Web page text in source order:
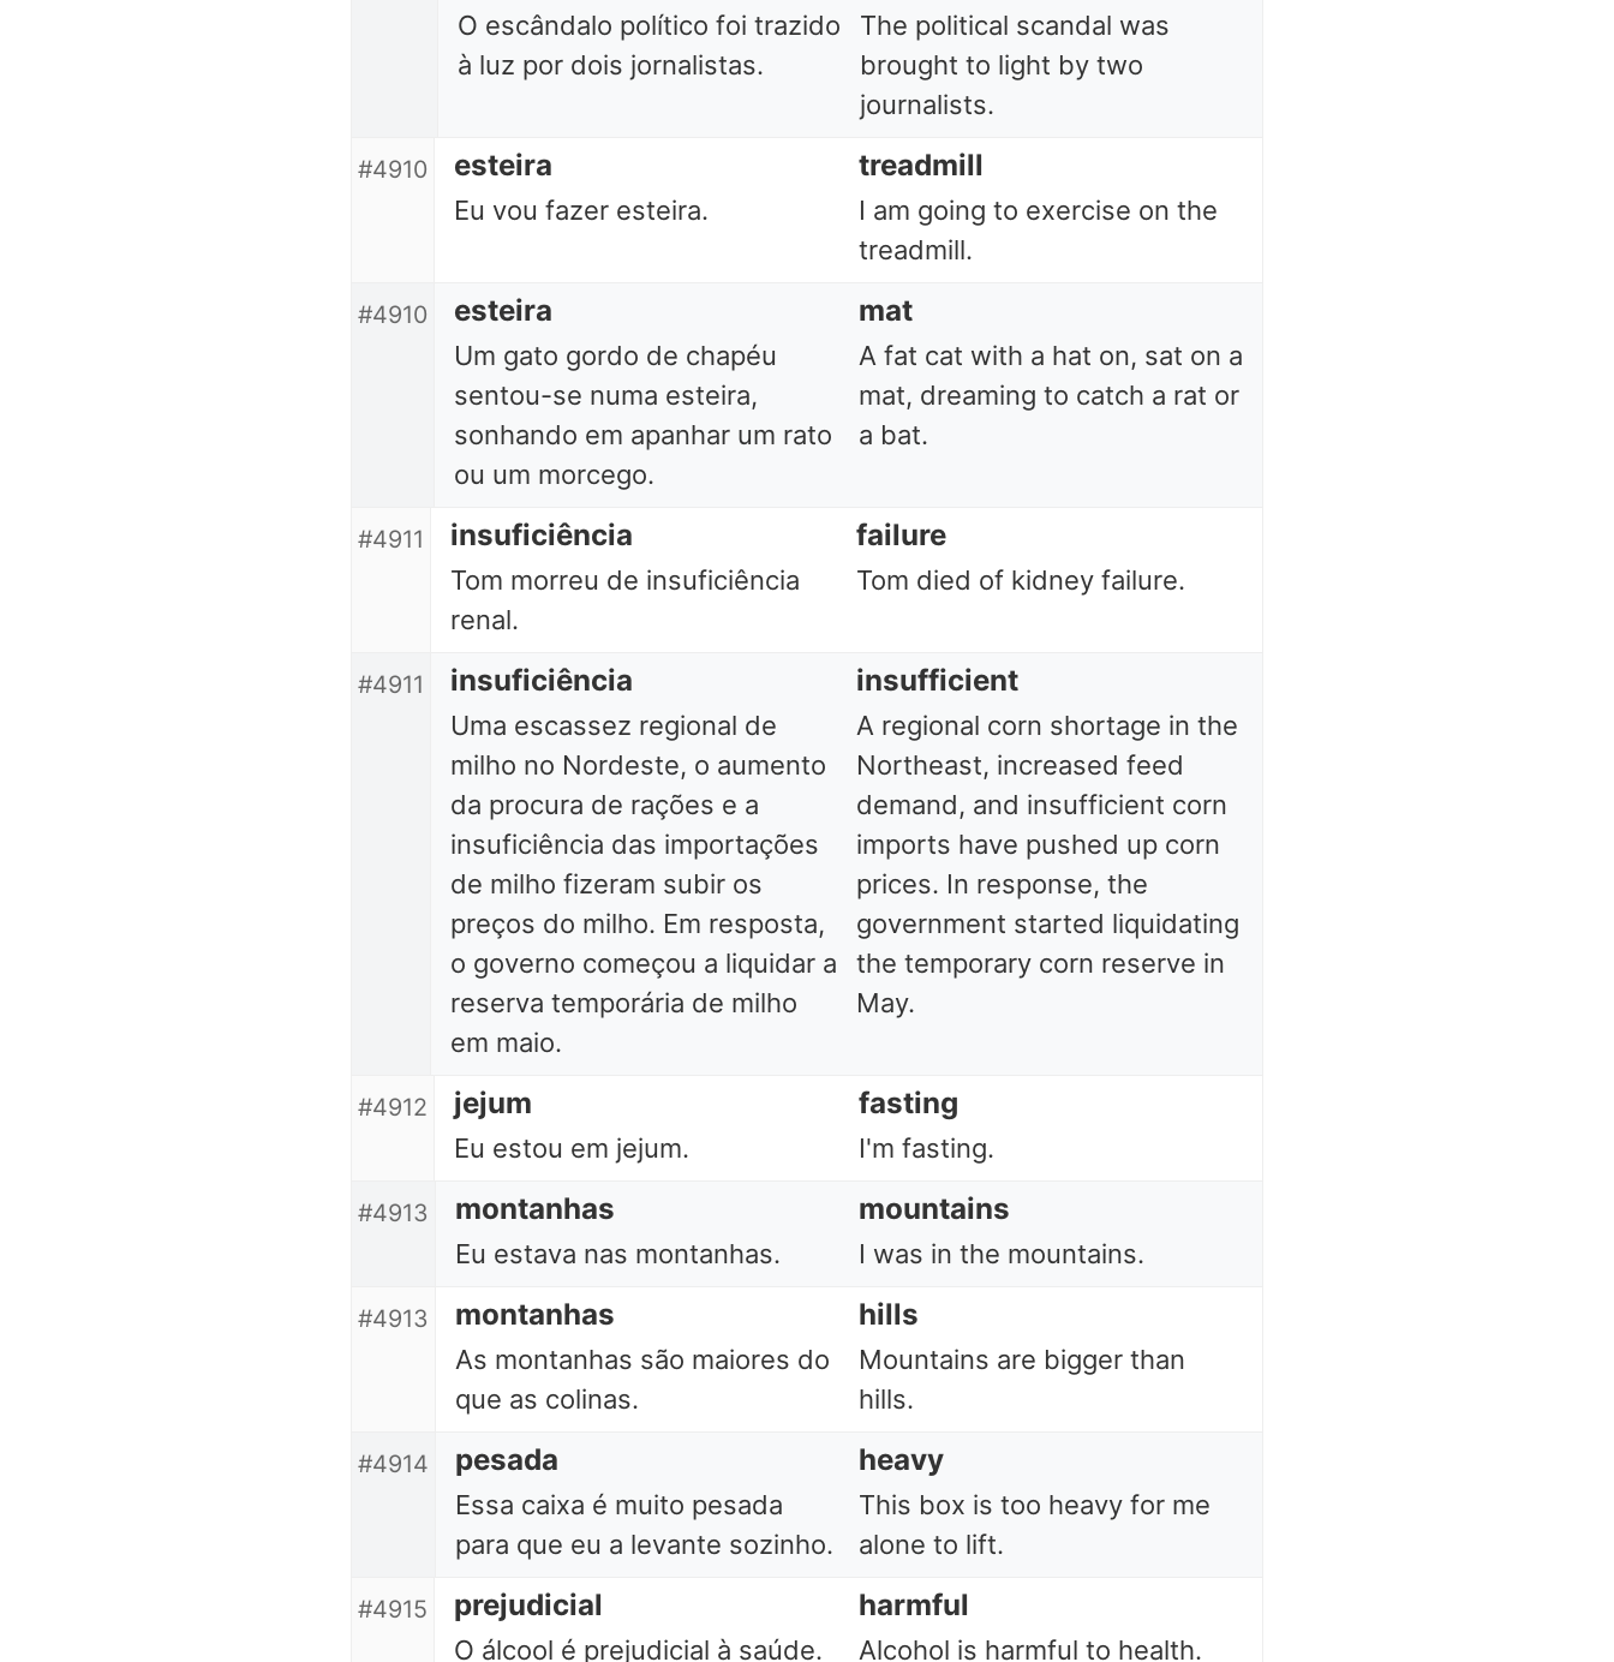
O escândalo político foi trazido
à luz por dois jornalistas.
The political scandal was
brought to light by two
journalists.
#4910 esteira treadmill
Eu vou fazer esteira.
I am going to exercise on the
treadmill.
#4910 esteira mat
Um gato gordo de chapéu
sentou-se numa esteira,
sonhando em apanhar um rato
ou um morcego.
A fat cat with a hat on, sat on a
mat, dreaming to catch a rat or
a bat.
#4911 insuficiência failure
Tom morreu de insuficiência
renal.
Tom died of kidney failure.
#4911 insuficiência insufficient
Uma escassez regional de
milho no Nordeste, o aumento
da procura de rações e a
insuficiência das importações
de milho fizeram subir os
preços do milho. Em resposta,
o governo começou a liquidar a
reserva temporária de milho
em maio.
A regional corn shortage in the
Northeast, increased feed
demand, and insufficient corn
imports have pushed up corn
prices. In response, the
government started liquidating
the temporary corn reserve in
May.
#4912 jejum fasting
Eu estou em jejum. I'm fasting.
#4913 montanhas mountains
Eu estava nas montanhas. I was in the mountains.
#4913 montanhas hills
As montanhas são maiores do
que as colinas.
Mountains are bigger than
hills.
#4914 pesada heavy
Essa caixa é muito pesada
para que eu a levante sozinho.
This box is too heavy for me
alone to lift.
#4915 prejudicial harmful
O álcool é prejudicial à saúde. Alcohol is harmful to health.